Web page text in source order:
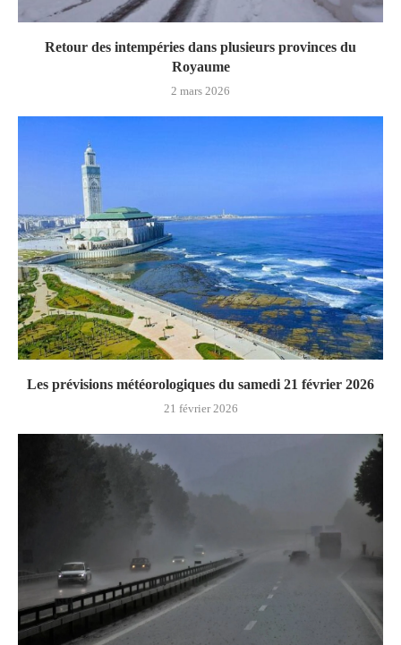
Retour des intempéries dans plusieurs provinces du
Royaume
2 mars 2026
Les prévisions météorologiques du samedi 21 février 2026
21 février 2026